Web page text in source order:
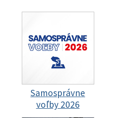
Samosprávne
voľby 2026